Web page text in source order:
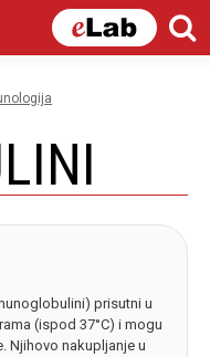
prisutni u
(ispod 37°C) i mogu
Njihovo nakupljanje u